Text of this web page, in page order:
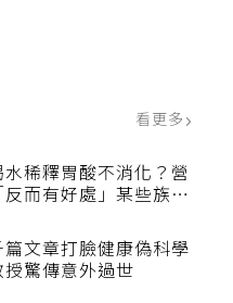
看更多
水稀釋胃酸不消化？營
反而有好處」某些族群
篇文章打臉健康偽科學
授驚傳意外過世